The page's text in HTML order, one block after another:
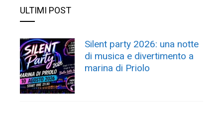
ULTIMI POST
Silent party 2026: una notte
di musica e divertimento a
marina di Priolo